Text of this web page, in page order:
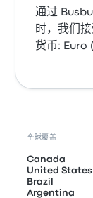
通过
时，我们
货币: Euro
全球覆盖
Canada
United States
Brazil
Argentina